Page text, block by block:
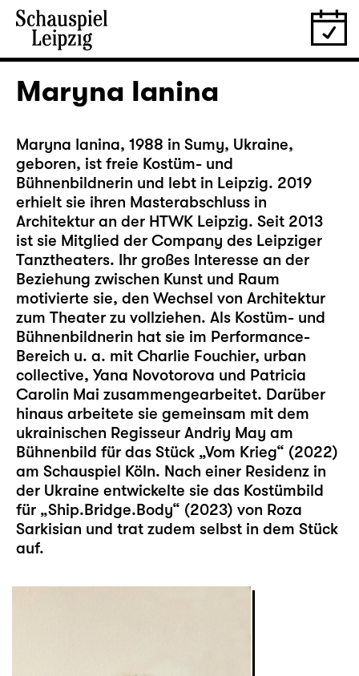
Maryna Ianina
Maryna Ianina, 1988 in Sumy, Ukraine,
geboren, ist freie Kostüm- und
Bühnenbildnerin und lebt in Leipzig. 2019
erhielt sie ihren Masterabschluss in
Architektur an der HTWK Leipzig. Seit 2013
ist sie Mitglied der Company des Leipziger
Tanztheaters. Ihr großes Interesse an der
Beziehung zwischen Kunst und Raum
motivierte sie, den Wechsel von Architektur
zum Theater zu vollziehen. Als Kostüm- und
Bühnenbildnerin hat sie im Performance-
Bereich u. a. mit Charlie Fouchier, urban
collective, Yana Novotorova und Patricia
Carolin Mai zusammengearbeitet. Darüber
hinaus arbeitete sie gemeinsam mit dem
ukrainischen Regisseur Andriy May am
Bühnenbild für das Stück „Vom Krieg“ (2022)
am Schauspiel Köln. Nach einer Residenz in
der Ukraine entwickelte sie das Kostümbild
für „Ship.Bridge.Body“ (2023) von Roza
Sarkisian und trat zudem selbst in dem Stück
auf.